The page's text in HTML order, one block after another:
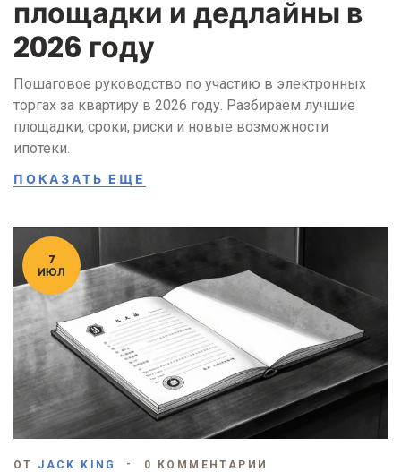
площадки и дедлайны в
2026 году
Пошаговое руководство по участию в электронных
торгах за квартиру в 2026 году. Разбираем лучшие
площадки, сроки, риски и новые возможности
ипотеки.
ПОКАЗАТЬ ЕЩЕ
7
ИЮЛ
ОТ JACK KING 0 КОММЕНТАРИИ